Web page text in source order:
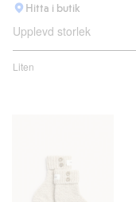
Hitta i butik
Upplevd storlek
Liten
utav